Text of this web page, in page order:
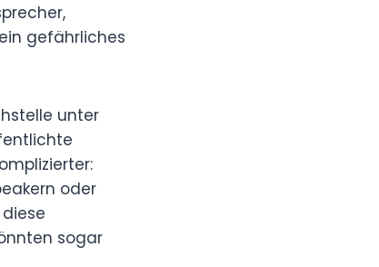
gefährliches
unter
oder
sogar